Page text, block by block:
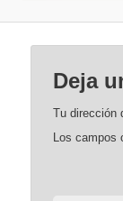
Deja
Tu dirección
Los campos